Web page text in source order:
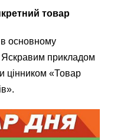
товар
основному
прикладом
цінником «Товар